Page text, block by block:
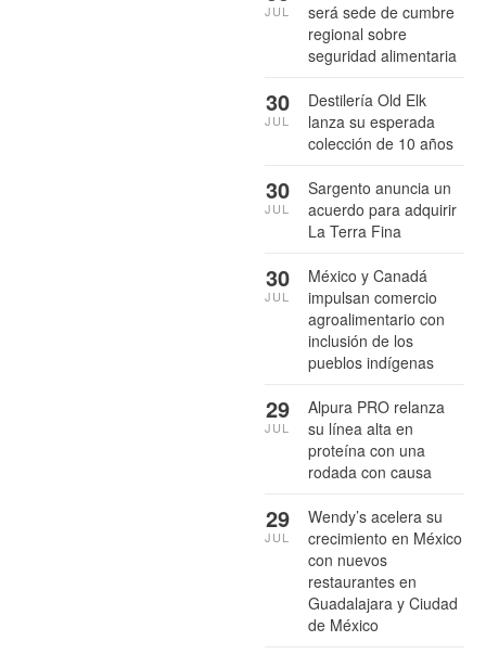
será sede de cumbre
regional sobre
seguridad alimentaria
JUL
Destilería Old Elk
lanza su esperada
colección de 10 años
30
JUL
Sargento anuncia un
acuerdo para adquirir
La Terra Fina
30
JUL
México y Canadá
impulsan comercio
agroalimentario con
inclusión de los
pueblos indígenas
30
JUL
Alpura PRO relanza
su línea alta en
proteína con una
rodada con causa
29
JUL
Wendy’s acelera su
crecimiento en México
con nuevos
restaurantes en
Guadalajara y Ciudad
de México
29
JUL